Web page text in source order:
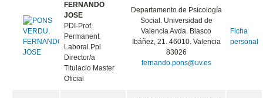
FERNANDO
JOSE
PDI-Prof.
Permanent
Laboral Ppl
Director/a
Titulacio Master
Oficial
Departamento de Psicología
Social. Universidad de
Valencia Avda. Blasco
Ibáñez, 21. 46010. Valencia
83026
fernando.pons@uv.es
Ficha
personal